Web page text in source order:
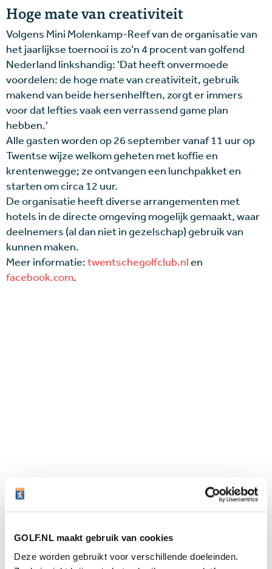
GOLF.NL maakt gebruik van cookies
Deze worden gebruikt voor verschillende doeleinden.
Hoge mate van creativiteit
Volgens Mini Molenkamp-Reef van de organisatie van
het jaarlijkse toernooi is zo’n 4 procent van golfend
Nederland linkshandig: 'Dat heeft onvermoede
voordelen: de hoge mate van creativiteit, gebruik
makend van beide hersenhelften, zorgt er immers
voor dat lefties vaak een verrassend game plan
hebben.'
Alle gasten worden op 26 september vanaf 11 uur op
Twentse wijze welkom geheten met koffie en
krentenwegge; ze ontvangen een lunchpakket en
starten om circa 12 uur.
De organisatie heeft diverse arrangementen met
hotels in de directe omgeving mogelijk gemaakt, waar
deelnemers (al dan niet in gezelschap) gebruik van
kunnen maken.
Meer informatie:twentschegolfclub.nlen
facebook.com.
Laatste nieuws
worden groot aandeelhouder na akkoord met
nieuwe investeerder